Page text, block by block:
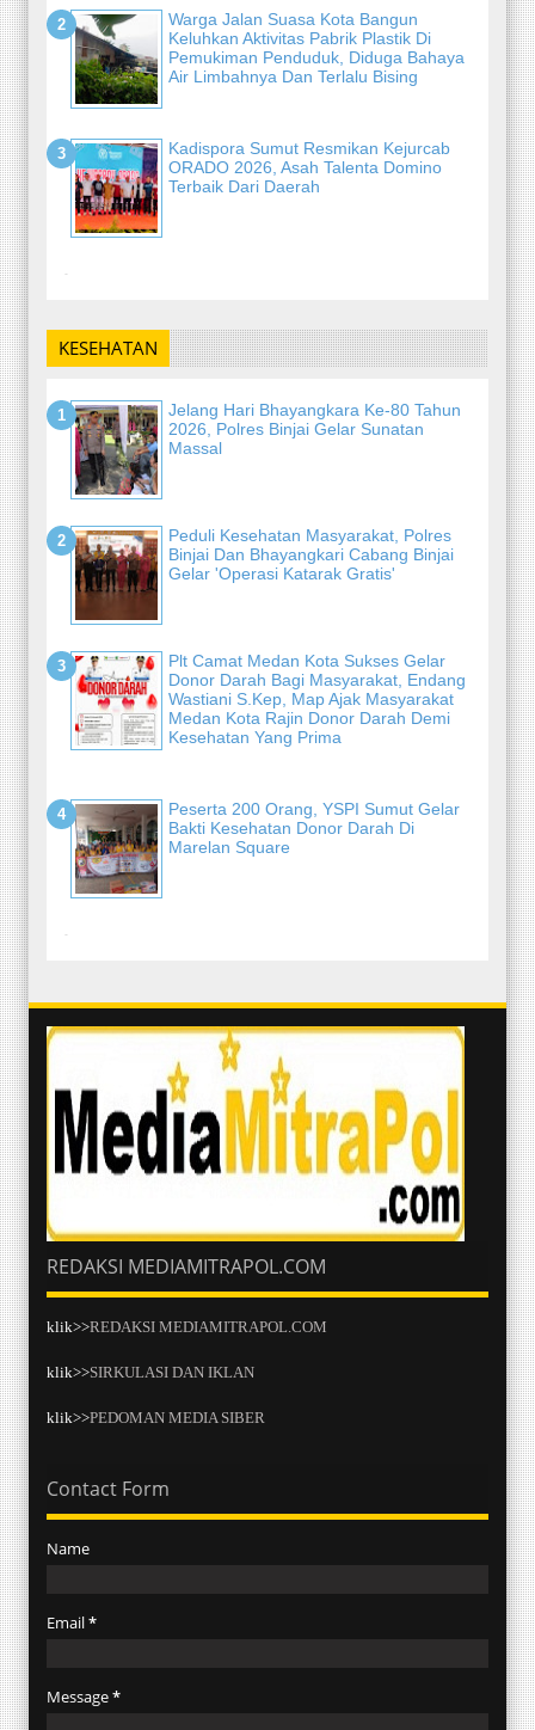
Warga Jalan Suasa Kota Bangun
Keluhkan Aktivitas Pabrik Plastik Di
Pemukiman Penduduk, Diduga Bahaya
Air Limbahnya Dan Terlalu Bising
Kadispora Sumut Resmikan Kejurcab
ORADO 2026, Asah Talenta Domino
Terbaik Dari Daerah
-
KESEHATAN
Jelang Hari Bhayangkara Ke-80 Tahun
2026, Polres Binjai Gelar Sunatan
Massal
Peduli Kesehatan Masyarakat, Polres
Binjai Dan Bhayangkari Cabang Binjai
Gelar 'Operasi Katarak Gratis'
Plt Camat Medan Kota Sukses Gelar
Donor Darah Bagi Masyarakat, Endang
Wastiani S.Kep, Map Ajak Masyarakat
Medan Kota Rajin Donor Darah Demi
Kesehatan Yang Prima
Peserta 200 Orang, YSPI Sumut Gelar
Bakti Kesehatan Donor Darah Di
Marelan Square
-
REDAKSI MEDIAMITRAPOL.COM
klik>>REDAKSI MEDIAMITRAPOL.COM
klik>>SIRKULASI DAN IKLAN
klik>>PEDOMAN MEDIA SIBER
Contact Form
Name
Email*
Message*